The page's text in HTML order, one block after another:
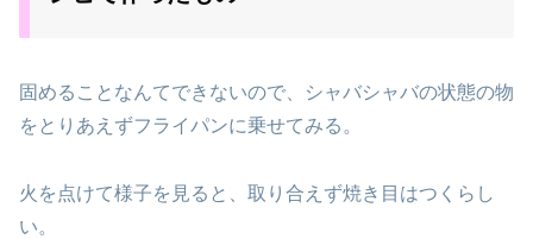
固めることなんてできないので、シャバシャバの状態の物
をとりあえずフライパンに乗せてみる。
火を点けて様子を見ると、取り合えず焼き目はつくらし
い。